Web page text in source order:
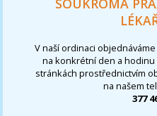
SOUKROMÁ
V naší ordinaci
na konkrétní den a hodinu
stránkách prostřednictvím
na našem
377